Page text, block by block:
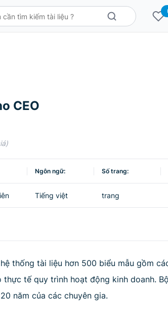
CEO
Ngôn ngữ: Số trang:
Tiếng việt trang
thống tài liệu hơn 500 biểu mẫu gồm
tế quy trình hoạt động kinh doanh.
năm của các chuyên gia.